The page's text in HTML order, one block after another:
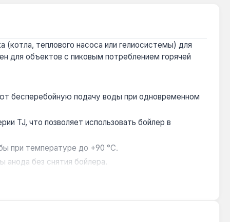
(котла, теплового насоса или гелиосистемы) для
для объектов с пиковым потреблением горячей
бесперебойную подачу воды при одновременном
TJ, что позволяет использовать бойлер в
при температуре до +90 °C.
анода без снятия бойлера.